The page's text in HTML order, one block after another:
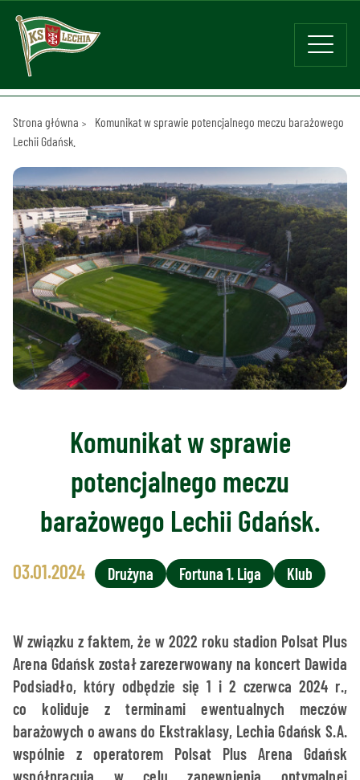
Strona główna
Komunikat w sprawie potencjalnego meczu barażowego
Lechii Gdańsk.
Komunikat w sprawie
potencjalnego meczu
barażowego Lechii Gdańsk.
03.01.2024 Drużyna Fortuna 1. Liga Klub
W związku z faktem, że w 2022 roku stadion Polsat Plus
Arena Gdańsk został zarezerwowany na koncert Dawida
Podsiadło, który odbędzie się 1 i 2 czerwca 2024 r.,
co koliduje z terminami ewentualnych meczów
barażowych o awans do Ekstraklasy, Lechia Gdańsk S.A.
wspólnie z operatorem Polsat Plus Arena Gdańsk